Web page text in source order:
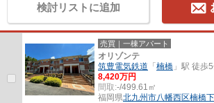
検討リストに追加
売買｜一棟アパート
オリゾンテ
筑豊電気鉄道 「 楠橋 」駅 徒歩
8,420万円
間取:-/499.61㎡
福岡県北九州市八幡西区楠橋